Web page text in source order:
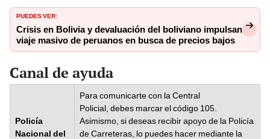
PUEDES VER:
Crisis en Bolivia y devaluación del boliviano impulsan
viaje masivo de peruanos en busca de precios bajos
Canal de ayuda
Policía
Nacional del
Para comunicarte con la Central
Policial, debes marcar el código 105.
Asimismo, si deseas recibir apoyo de la Policía
de Carreteras, lo puedes hacer mediante la